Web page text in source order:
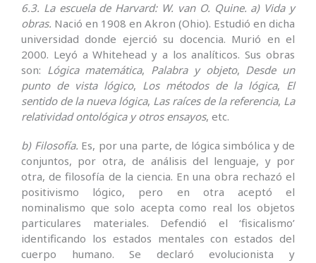
6.3. La escuela de Harvard: W. van O. Quine. a) Vida y
obras. Nació en 1908 en Akron (Ohio). Estudió en dicha
universidad donde ejerció su docencia. Murió en el
2000. Leyó a Whitehead y a los analíticos. Sus obras
son: Lógica matemática, Palabra y objeto, Desde un
punto de vista lógico, Los métodos de la lógica, El
sentido de la nueva lógica, Las raíces de la referencia, La
relatividad ontológica y otros ensayos, etc.
b) Filosofía. Es, por una parte, de lógica simbólica y de
conjuntos, por otra, de análisis del lenguaje, y por
otra, de filosofía de la ciencia. En una obra rechazó el
positivismo lógico, pero en otra aceptó el
nominalismo que solo acepta como real los objetos
particulares materiales. Defendió el ‘fisicalismo’
identificando los estados mentales con estados del
cuerpo humano. Se declaró evolucionista y